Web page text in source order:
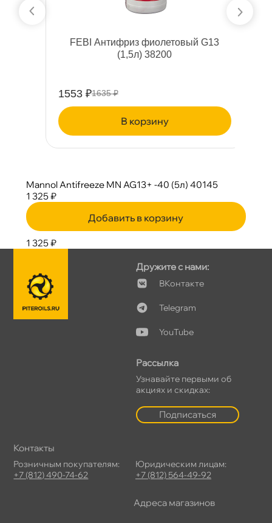
FEBI Антифриз фиолетовый G13
(1,5л) 38200
1553 ₽ 1635 ₽
корзину
Mannol Antifreeze MN AG13+ -40 (5л) 40145
1 325 ₽
Добавить в корзину
1 325 ₽
Дружите с нами:
Контакте
Telegram
YouTube
Рассылка
Узнавайте первыми о
акциях и скидках:
Подписаться
Контакты
Розничным покупателям:
+7 (812) 490-74-62
Юридическим лицам:
+7 (812) 564-49-92
Адреса магазино